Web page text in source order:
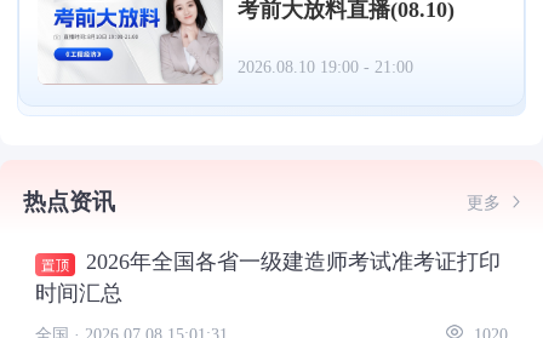
考前大放料直播(08.10)
2026.08.10 19:00 - 21:00
热点资讯 更多
2026年全国各省一级建造师考试准考证打印
时间汇总